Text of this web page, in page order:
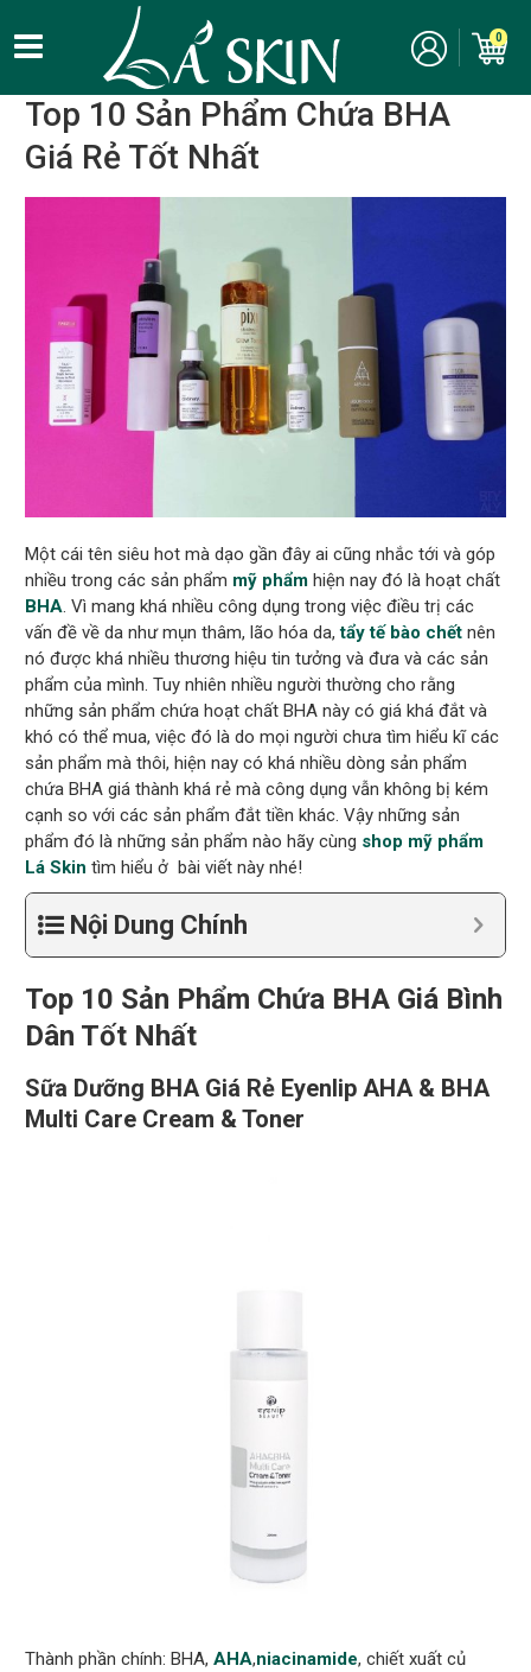
0
Kinh nghiệm, bí quyết làm đẹp
Thành phần mỹ
phẩm
BHA
Top 10 Sản Phẩm Chứa BHA
Giá Rẻ Tốt Nhất
Một cái tên siêu hot mà dạo gần đây ai cũng nhắc tới và góp
nhiều trong các sản phẩm mỹ phẩm hiện nay đó là hoạt chất
BHA. Vì mang khá nhiều công dụng trong việc điều trị các
vấn đề về da như mụn thâm, lão hóa da,tẩy tế bào chết nên
nó được khá nhiều thương hiệu tin tưởng và đưa và các sản
phẩm của mình. Tuy nhiên nhiều người thường cho rằng
những sản phẩm chứa hoạt chất BHA này có giá khá đắt và
khó có thể mua, việc đó là do mọi người chưa tìm hiểu kĩ các
sản phẩm mà thôi, hiện nay có khá nhiều dòng sản phẩm
chứa BHA giá thành khá rẻ mà công dụng vẫn không bị kém
cạnh so với các sản phẩm đắt tiền khác. Vậy những sản
phẩm đó là những sản phẩm nào hãy cùng shop mỹ phẩm
Lá Skin tìm hiểu ở bài viết này nhé!
Nội Dung Chính
Top 10 Sản Phẩm Chứa BHA Giá Bình
Dân Tốt Nhất
Sữa Dưỡng BHA Giá Rẻ Eyenlip AHA & BHA
Multi Care Cream & Toner
Thành phần chính: BHA,AHA,niacinamide, chiết xuất củ